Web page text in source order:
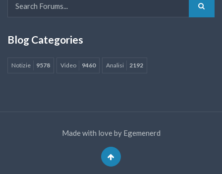
Blog Categories
Notizie 9578 Video 9460 Analisi 2192
Made with love by Egemenerd